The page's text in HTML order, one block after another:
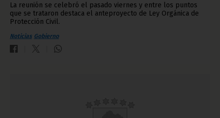
La reunión se celebró el pasado viernes y entre los puntos
que se trataron destaca el anteproyecto de Ley Orgánica de
Protección Civil.
Noticias Gobierno